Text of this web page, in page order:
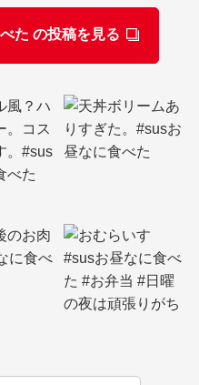
た の投稿を見る